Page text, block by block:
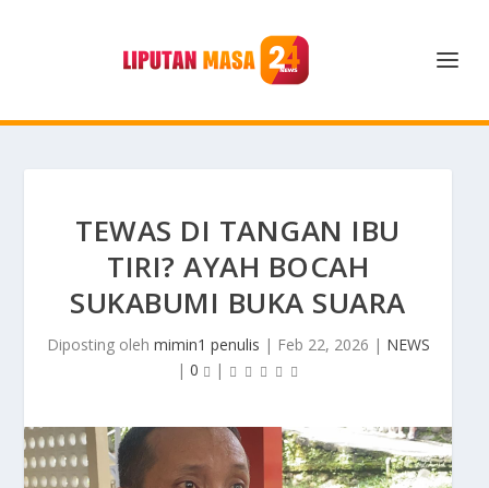
TEWAS DI TANGAN IBU
TIRI? AYAH BOCAH
SUKABUMI BUKA SUARA
Diposting oleh mimin1 penulis | Feb 22, 2026 | NEWS
| 0 |